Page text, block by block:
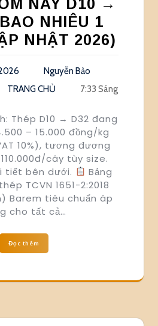
NAY D10 →
NHIÊU 1
NHẬT 2026)
Nguyễn Bảo
TRANG CHỦ 7:33 Sáng
Thép D10 → D32 đang
– 15.000 đồng/kg
10%), tương đương
cây tùy size.
tiết bên dưới.
Bảng
TCVN 1651-2:2018
Barem tiêu chuẩn áp
cho tất cả…
Đọc thêm